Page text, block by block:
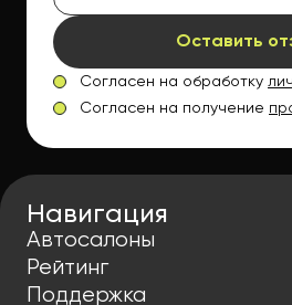
Оставить
Согласен на обработку
Согласен на получение
Навигация
Автосалоны
Рейтинг
Поддержка